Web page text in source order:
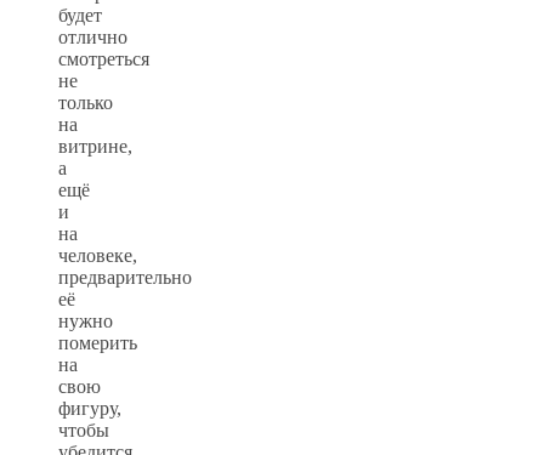
будет
отлично
смотреться
не
только
на
витрине,
а
ещё
и
на
человеке,
предварительно
её
нужно
померить
на
свою
фигуру,
чтобы